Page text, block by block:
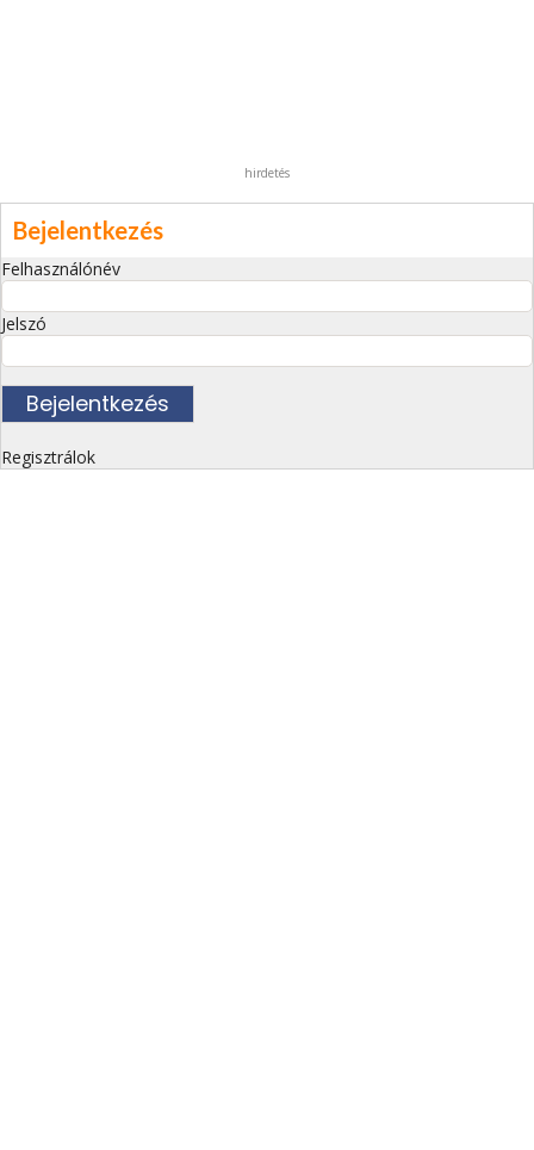
hirdetés
Bejelentkezés
Felhasználónév
Jelszó
Regisztrálok